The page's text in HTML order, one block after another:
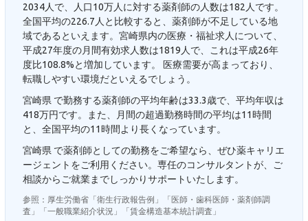
2034人で、人口10万人に対する薬剤師の人数は182人です。
全国平均の226.7人と比較すると、薬剤師が不足している地
域であるといえます。宮崎県内の医療・福祉求人について、
平成27年度の月間有効求人数は1819人で、これは平成26年
度比108.8%と増加しています。 医療需要が高まっており、
転職しやすい環境だといえるでしょう。
宮崎県 で勤務する薬剤師の平均年齢は33.3歳で、平均年収は
418万円です。また、月間の超過勤務時間の平均は11時間
と、全国平均の11時間より長くなっています。
宮崎県 で薬剤師としての勤務をご希望なら、ぜひ薬キャリエ
ージェントをご利用ください。専任のコンサルタントが、ご
相談からご就業までしっかりサポートいたします。
参照：厚生労働省「衛生行政報告例」「医師・歯科医師・薬剤師調
査」「一般職業紹介状況」「賃金構造基本統計調査」